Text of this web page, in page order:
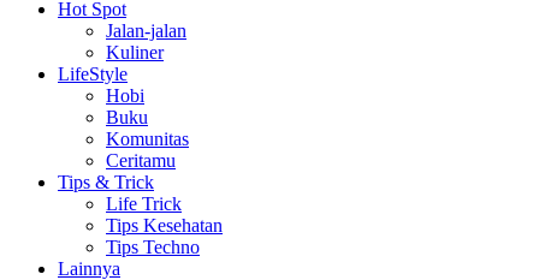
Hot Spot
Jalan-jalan
Kuliner
LifeStyle
Hobi
Buku
Komunitas
Ceritamu
Tips & Trick
Life Trick
Tips Kesehatan
Tips Techno
Lainnya